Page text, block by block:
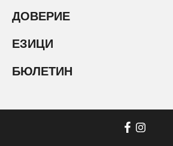
съхранение на работни
за умело излагане на любимите
За малки и тесни помещения
стенни
ДОВЕРИЕ
ЕЗИЦИ
БЮЛЕТИН